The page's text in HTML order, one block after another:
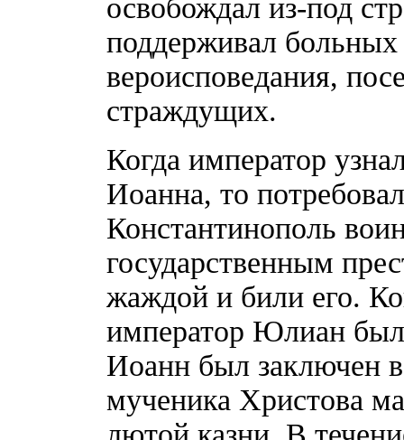
освобождал из-под
поддерживал
вероисповедания,
страждущих.
Когда император
Иоанна, то
Константинополь
государственным
жаждой и били его.
император Юлиан был
Иоанн был заключен
мученика Христова